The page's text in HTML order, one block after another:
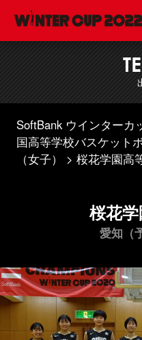
SoftBank ウインターカ
国高等学校バスケット
（女子）
桜花学園高
桜花
愛知（